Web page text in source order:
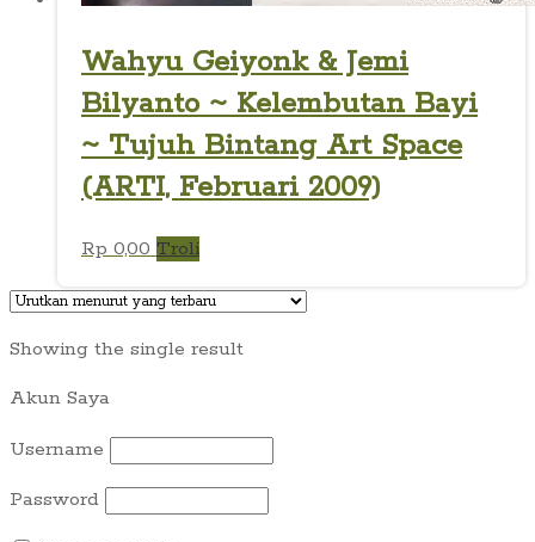
Wahyu Geiyonk & Jemi
Bilyanto ~ Kelembutan Bayi
~ Tujuh Bintang Art Space
(ARTI, Februari 2009)
Rp0,00 Troli
Showing the single result
Akun Saya
Username
Password